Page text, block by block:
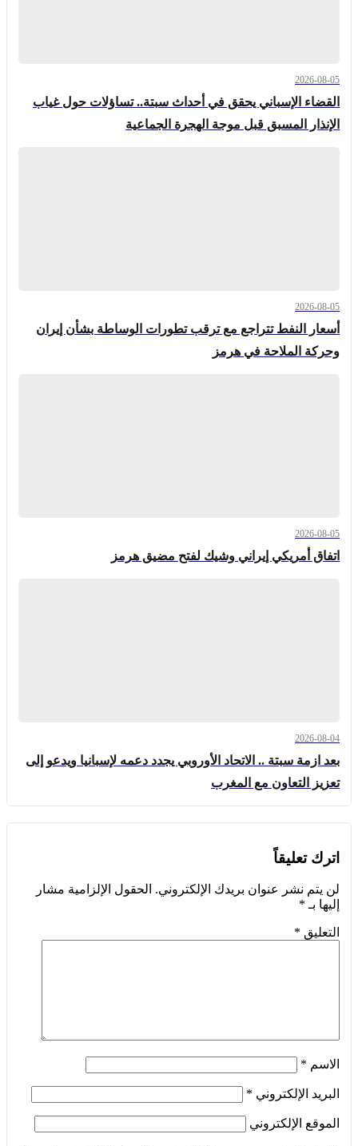
2026-08-05
القضاء الإسباني يحقق في أحداث سبتة.. تساؤلات حول غياب
الإنذار المسبق قبل موجة الهجرة الجماعية
2026-08-05
أسعار النفط تتراجع مع ترقب تطورات الوساطة بشأن إيران
وحركة الملاحة في هرمز
2026-08-05
اتفاق أمريكي إيراني وشيك لفتح مضيق هرمز
2026-08-04
بعد ازمة سبتة .. الاتحاد الأوروبي يجدد دعمه لإسبانيا ويدعو إلى
تعزيز التعاون مع المغرب
اترك تعليقاً
لن يتم نشر عنوان بريدك الإلكتروني. الحقول الإلزامية مشار
إليها بـ *
التعليق *
الاسم *
البريد الإلكتروني *
الموقع الإلكتروني